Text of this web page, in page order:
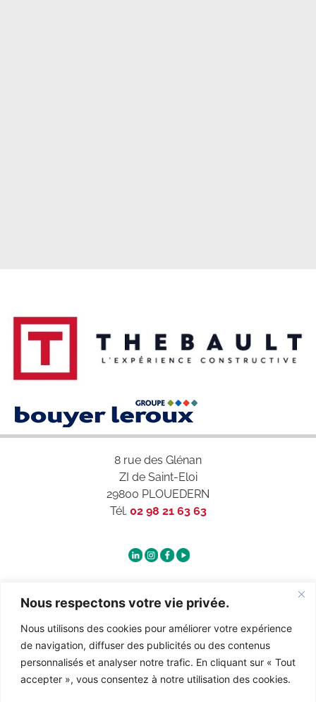
Nous respectons votre vie privée.
Nous utilisons des cookies pour améliorer votre expérience
de navigation, diffuser des publicités ou des contenus
personnalisés et analyser notre trafic. En cliquant sur « Tout
accepter », vous consentez à notre utilisation des cookies.
8 rue des Glénan
ZI de Saint-Eloi
29800 PLOUEDERN
Tél. 02 98 21 63 63
Qui sommes-nous ?
Contact
Recrutement